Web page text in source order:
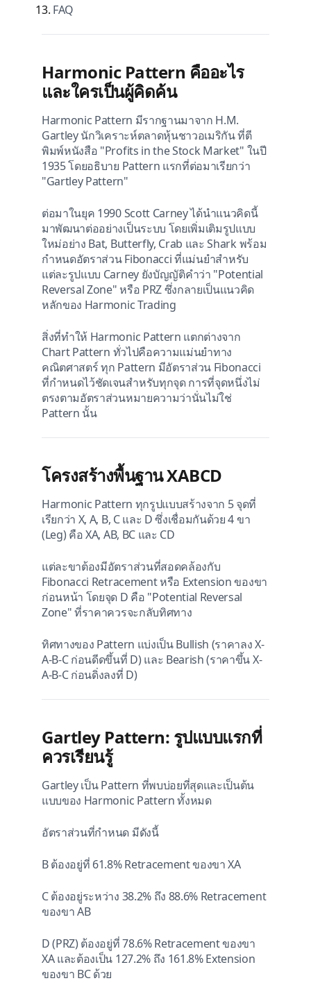
FAQ
Harmonic Pattern คืออะไร
และใครเป็นผู้คิดค้น
Harmonic Pattern มีรากฐานมาจาก H.M.
Gartley นักวิเคราะห์ตลาดหุ้นชาวอเมริกัน ที่ตี
พิมพ์หนังสือ "Profits in the Stock Market" ในปี
1935 โดยอธิบาย Pattern แรกที่ต่อมาเรียกว่า
"Gartley Pattern"
ต่อมาในยุค 1990 Scott Carney ได้นำแนวคิดนี้
มาพัฒนาต่ออย่างเป็นระบบ โดยเพิ่มเติมรูปแบบ
ใหม่อย่าง Bat, Butterfly, Crab และ Shark พร้อม
กำหนดอัตราส่วน Fibonacci ที่แม่นยำสำหรับ
แต่ละรูปแบบ Carney ยังบัญญัติคำว่า "Potential
Reversal Zone" หรือ PRZ ซึ่งกลายเป็นแนวคิด
หลักของ Harmonic Trading
สิ่งที่ทำให้ Harmonic Pattern แตกต่างจาก
Chart Pattern ทั่วไปคือความแม่นยำทาง
คณิตศาสตร์ ทุก Pattern มีอัตราส่วน Fibonacci
ที่กำหนดไว้ชัดเจนสำหรับทุกจุด การที่จุดหนึ่งไม่
ตรงตามอัตราส่วนหมายความว่านั่นไม่ใช่
Pattern นั้น
โครงสร้างพื้นฐาน XABCD
Harmonic Pattern ทุกรูปแบบสร้างจาก 5 จุดที่
เรียกว่า X, A, B, C และ D ซึ่งเชื่อมกันด้วย 4 ขา
(Leg) คือ XA, AB, BC และ CD
แต่ละขาต้องมีอัตราส่วนที่สอดคล้องกับ
Fibonacci Retracement หรือ Extension ของขา
ก่อนหน้า โดยจุด D คือ "Potential Reversal
Zone" ที่ราคาควรจะกลับทิศทาง
ทิศทางของ Pattern แบ่งเป็น Bullish (ราคาลง X-
A-B-C ก่อนดีดขึ้นที่ D) และ Bearish (ราคาขึ้น X-
A-B-C ก่อนดิ่งลงที่ D)
Gartley Pattern: รูปแบบแรกที่
ควรเรียนรู้
Gartley เป็น Pattern ที่พบบ่อยที่สุดและเป็นต้น
แบบของ Harmonic Pattern ทั้งหมด
อัตราส่วนที่กำหนด มีดังนี้
B ต้องอยู่ที่ 61.8% Retracement ของขา XA
C ต้องอยู่ระหว่าง 38.2% ถึง 88.6% Retracement
ของขา AB
D (PRZ) ต้องอยู่ที่ 78.6% Retracement ของขา
XA และต้องเป็น 127.2% ถึง 161.8% Extension
ของขา BC ด้วย